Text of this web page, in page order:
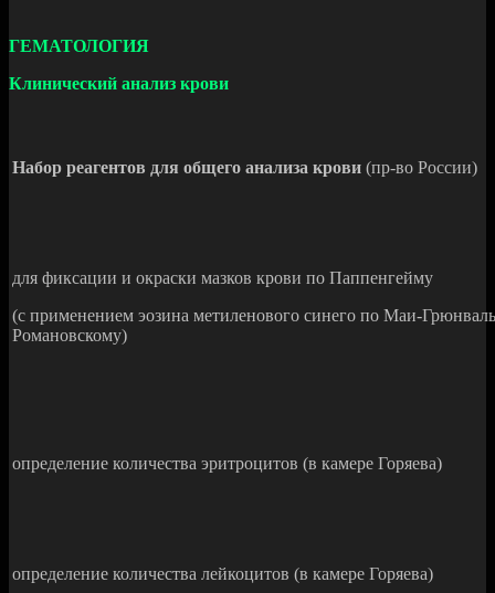
ГЕМАТОЛОГИЯ
Клинический анализ крови
Набор реагентов для общего анализа крови (пр-во России)
для фиксации и окраски мазков крови по Паппенгейму
(с применением эозина метиленового синего по Маи-
Романовскому)
определение количества эритроцитов (в камере Горяева)
определение количества лейкоцитов (в камере Горяева)